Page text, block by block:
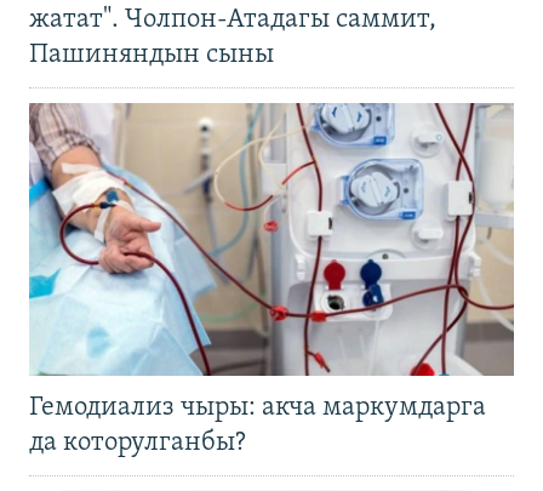
жатат". Чолпон-Атадагы саммит,
Пашиняндын сыны
Гемодиализ чыры: акча маркумдарга
да которулганбы?